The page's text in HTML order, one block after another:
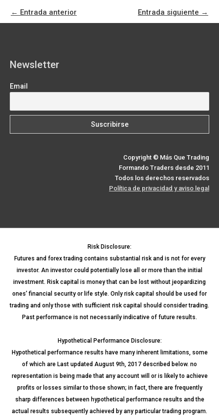
o
o
t
r
a
p
← Entrada anterior Entrada siguiente →
Newsletter
Email
Copyright © Más Que Trading
Formando Traders desde 2011
Todos los derechos reservados
Política de privacidad y aviso legal
Risk Disclosure:
Futures and forex trading contains substantial risk and is not for every
investor. An investor could potentially lose all or more than the initial
investment. Risk capital is money that can be lost without jeopardizing
ones’ financial security or life style. Only risk capital should be used for
trading and only those with sufficient risk capital should consider trading.
Past performance is not necessarily indicative of future results.
Hypothetical Performance Disclosure:
Hypothetical performance results have many inherent limitations, some
of which are Last updated August 9th, 2017 described below. no
representation is being made that any account will or is likely to achieve
profits or losses similar to those shown; in fact, there are frequently
sharp differences between hypothetical performance results and the
actual results subsequently achieved by any particular trading program.